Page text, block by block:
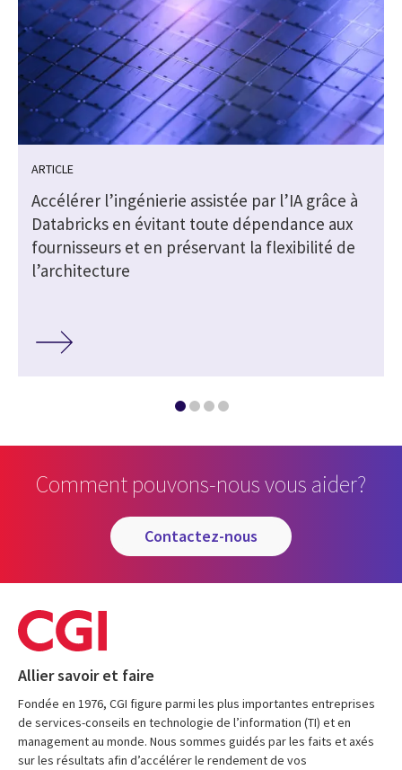
ARTICLE
Accélérer l’ingénierie assistée par l’IA grâce à
Databricks en évitant toute dépendance aux
fournisseurs et en préservant la flexibilité de
l’architecture
Comment pouvons-nous vous aider?
contactez-nous
Allier savoir et faire
Fondée en 1976, CGI figure parmi les plus importantes entreprises
de services-conseils en technologie de l’information (TI) et en
management au monde. Nous sommes guidés par les faits et axés
sur les résultats afin d’accélérer le rendement de vos